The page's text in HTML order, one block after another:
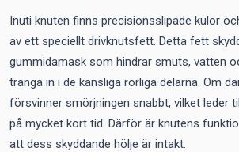
Inuti knuten finns precisionsslipade kulor
av ett speciellt drivknutsfett. Detta fett
gummidamask som hindrar smuts, vatten
tränga in i de känsliga rörliga delarna. Om
försvinner smörjningen snabbt, vilket leder
på mycket kort tid. Därför är knutens
att dess skyddande hölje är intakt.